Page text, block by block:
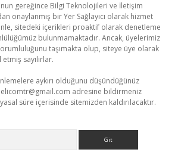
gereğince Bilgi Teknolojileri ve İletişim
onaylanmış bir Yer Sağlayıcı olarak hizmet
sitedeki içerikleri proaktif olarak denetleme
bulunmamaktadır. Ancak, üyelerimiz
taşımakta olup, siteye üye olarak
sayılırlar.
aykırı olduğunu düşündüğünüz
adresine bildirmeniz
süre içerisinde sitemizden kaldırılacaktır.